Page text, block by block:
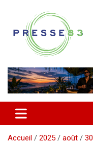
contenu
Presse 83
Accueil 2025 août 30